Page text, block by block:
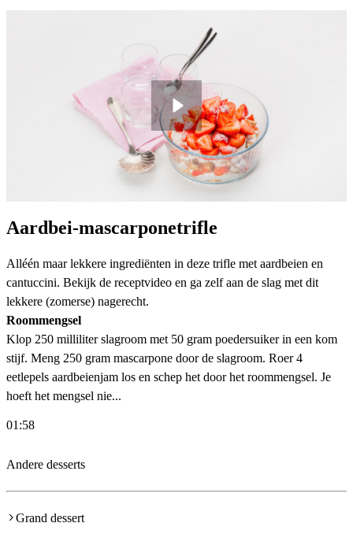
Aardbei-mascarponetrifle
Alléén maar lekkere ingrediënten in deze trifle met aardbeien en
cantuccini. Bekijk de receptvideo en ga zelf aan de slag met dit
lekkere (zomerse) nagerecht.
Roommengsel
Klop 250 milliliter slagroom met 50 gram poedersuiker in een kom
stijf. Meng 250 gram mascarpone door de slagroom. Roer 4
eetlepels aardbeienjam los en schep het door het roommengsel. Je
hoeft het mengsel nie...
01:58
Andere desserts
Grand dessert